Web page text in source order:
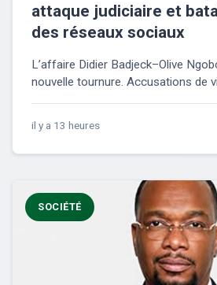
attaque judiciaire et
des réseaux sociaux
L’affaire Didier Badjeck–Olive
nouvelle tournure. Accusations de
il y a 13 heures
SOCIÉTÉ